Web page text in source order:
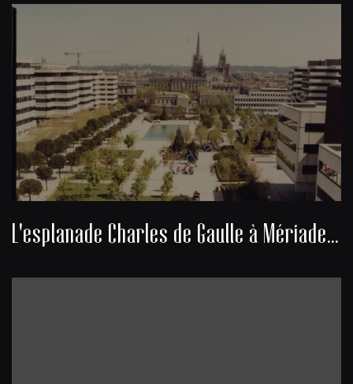
L'esplanade Charles de Gaulle à Mériadeck